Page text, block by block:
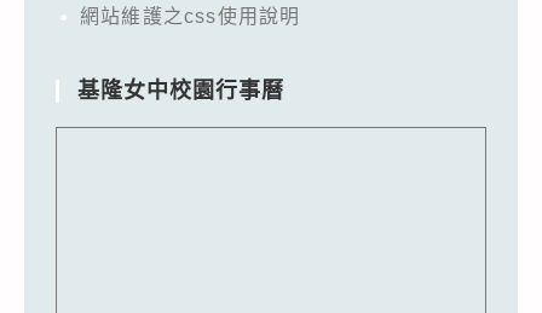
網站維護之css使用說明
基隆女中校園行事曆